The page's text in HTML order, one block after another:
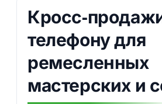
телефону для
ремесленных
мастерских и